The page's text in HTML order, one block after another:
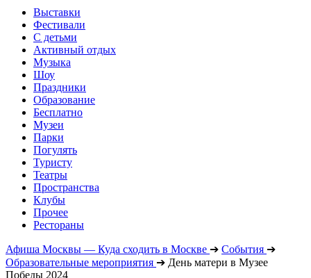
Выставки
Фестивали
С детьми
Активный отдых
Музыка
Шоу
Праздники
Образование
Бесплатно
Музеи
Парки
Погулять
Туристу
Театры
Пространства
Клубы
Прочее
Рестораны
Афиша Москвы — Куда сходить в Москве ➔ События ➔
Образовательные мероприятия ➔ День матери в Музее
Победы 2024